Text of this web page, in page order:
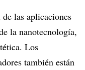
las aplicaciones
la nanotecnología,
Los
también están